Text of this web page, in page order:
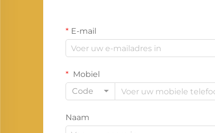
E-mail
Mobiel
Code
Naam